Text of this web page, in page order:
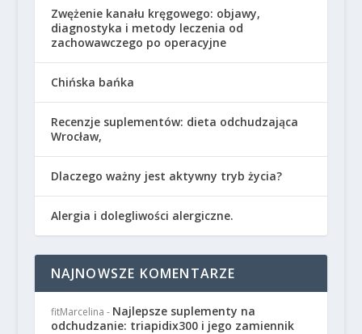
Zwężenie kanału kręgowego: objawy,
diagnostyka i metody leczenia od
zachowawczego po operacyjne
Chińska bańka
Recenzje suplementów: dieta odchudzająca
Wrocław,
Dlaczego ważny jest aktywny tryb życia?
Alergia i dolegliwości alergiczne.
NAJNOWSZE KOMENTARZE
fitMarcelina - Najlepsze suplementy na
odchudzanie: triapidix300 i jego zamiennik